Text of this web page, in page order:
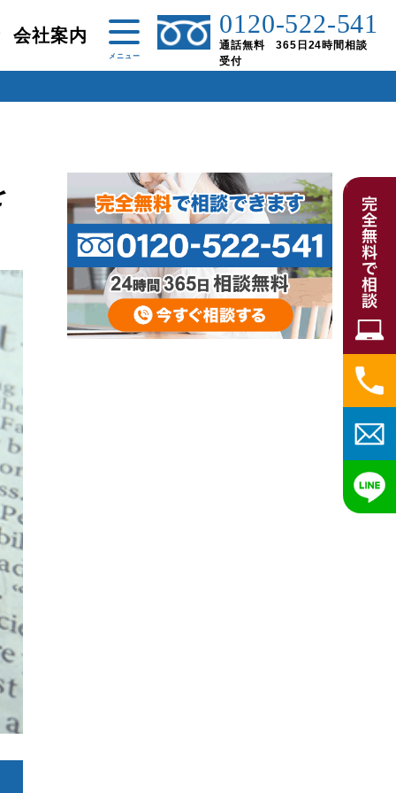
会社案内 0120-522-541
通話無料 365日24時間相談
受付